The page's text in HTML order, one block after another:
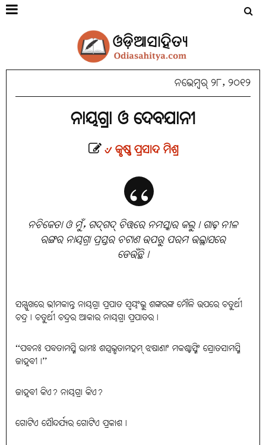
ନଭେମ୍ବର୍ ୨୮, ୨୦୧୨
ନାୟଗ୍ରା ଓ ଦେବଯାନୀ
୰ କୃଷ୍ଣ ପ୍ରସାଦ ମିଶ୍ର
ନଚିକେତା ଓ ମୁଁ, ଗଦ୍‌ଗଦ୍‌ ଚିତ୍ତରେ ନମସ୍କାର କଲୁ। ଗାଢ଼ ନୀଳ
ରଙ୍ଗର ନାୟଗ୍ରା ପ୍ରସ୍ତର ଚଟାଣ ଉପରୁ ପରମ ଉଲ୍ଲାସରେ
ଡେଉଁଛି।
ସମ୍ମୁଖରେ ଭୀମକାନ୍ତ ନାୟଗ୍ରା ପ୍ରପାତ ସ୍ବୟଂଭୁ ଶଙ୍କରଙ୍କ ମୌଳି ଉପରେ ଚତୁର୍ଥୀ
ଚନ୍ଦ୍ର। ଚତୁର୍ଥୀ ଚନ୍ଦ୍ରର ଆକାର ନାୟଗ୍ରା ପ୍ରପାତର।
‘‘ପବନଃ ପବତାମସ୍ମି ରାମଃ ଶସ୍ତ୍ରଭୃତାମହମ୍‌ ଝଷାଣାଂ ମକଶ୍ଚାସ୍ମିଂ ସ୍ରୋତସାମସ୍ମି
ଜାହ୍ନବୀ।’’
ଜାହ୍ନବୀ କିଏ? ନାୟଗ୍ରା କିଏ?
ଗୋଟିଏ ସୌନ୍ଦର୍ଯ୍ୟର ଗୋଟିଏ ପ୍ରକାଶ।